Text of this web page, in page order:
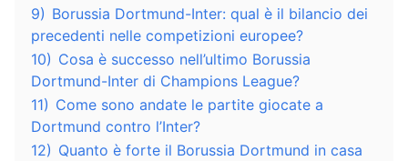
9) Borussia Dortmund-Inter: qual è il bilancio dei
precedenti nelle competizioni europee?
10) Cosa è successo nell’ultimo Borussia
Dortmund-Inter di Champions League?
11) Come sono andate le partite giocate a
Dortmund contro l’Inter?
12) Quanto è forte il Borussia Dortmund in casa